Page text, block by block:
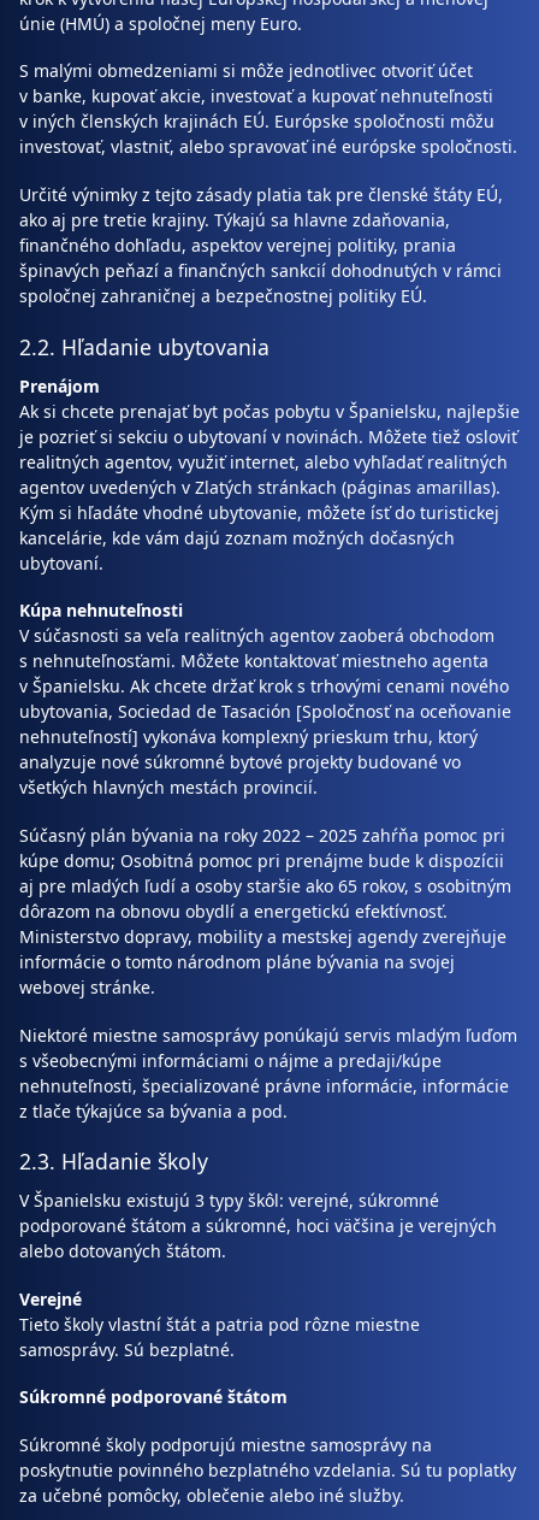
únie (HMÚ) a spoločnej meny Euro.
S malými obmedzeniami si môže jednotlivec otvoriť účet
v banke, kupovať akcie, investovať a kupovať nehnuteľnosti
v iných členských krajinách EÚ. Európske spoločnosti môžu
investovať, vlastniť, alebo spravovať iné európske spoločnosti.
Určité výnimky z tejto zásady platia tak pre členské štáty EÚ,
ako aj pre tretie krajiny. Týkajú sa hlavne zdaňovania,
finančného dohľadu, aspektov verejnej politiky, prania
špinavých peňazí a finančných sankcií dohodnutých v rámci
spoločnej zahraničnej a bezpečnostnej politiky EÚ.
2.2. Hľadanie ubytovania
Prenájom
Ak si chcete prenajať byt počas pobytu v Španielsku, najlepšie
je pozrieť si sekciu o ubytovaní v novinách. Môžete tiež osloviť
realitných agentov, využiť internet, alebo vyhľadať realitných
agentov uvedených v Zlatých stránkach (páginas amarillas).
Kým si hľadáte vhodné ubytovanie, môžete ísť do turistickej
kancelárie, kde vám dajú zoznam možných dočasných
ubytovaní.
Kúpa nehnuteľnosti
V súčasnosti sa veľa realitných agentov zaoberá obchodom
s nehnuteľnosťami. Môžete kontaktovať miestneho agenta
v Španielsku. Ak chcete držať krok s trhovými cenami nového
ubytovania, Sociedad de Tasación [Spoločnosť na oceňovanie
nehnuteľností] vykonáva komplexný prieskum trhu, ktorý
analyzuje nové súkromné bytové projekty budované vo
všetkých hlavných mestách provincií.
Súčasný plán bývania na roky 2022 – 2025 zahŕňa pomoc pri
kúpe domu; Osobitná pomoc pri prenájme bude k dispozícii
aj pre mladých ľudí a osoby staršie ako 65 rokov, s osobitným
dôrazom na obnovu obydlí a energetickú efektívnosť.
Ministerstvo dopravy, mobility a mestskej agendy zverejňuje
informácie o tomto národnom pláne bývania na svojej
webovej stránke.
Niektoré miestne samosprávy ponúkajú servis mladým ľuďom
s všeobecnými informáciami o nájme a predaji/kúpe
nehnuteľnosti, špecializované právne informácie, informácie
z tlače týkajúce sa bývania a pod.
2.3. Hľadanie školy
V Španielsku existujú 3 typy škôl: verejné, súkromné
podporované štátom a súkromné, hoci väčšina je verejných
alebo dotovaných štátom.
Verejné
Tieto školy vlastní štát a patria pod rôzne miestne
samosprávy. Sú bezplatné.
Súkromné podporované štátom
Súkromné školy podporujú miestne samosprávy na
poskytnutie povinného bezplatného vzdelania. Sú tu poplatky
za učebné pomôcky, oblečenie alebo iné služby.